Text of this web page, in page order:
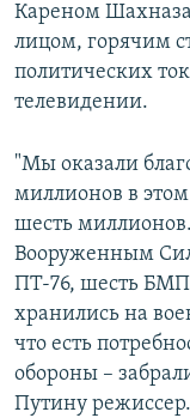
Кареном
лицом, горячим
политических
телевидении.
"Мы оказали
миллионов в
шесть
Вооруженным
ПТ-76, шесть БМП
хранились на
что есть
обороны –
Путину режиссер.